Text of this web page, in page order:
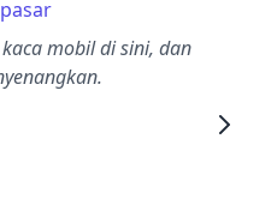
mobil di sini, dan